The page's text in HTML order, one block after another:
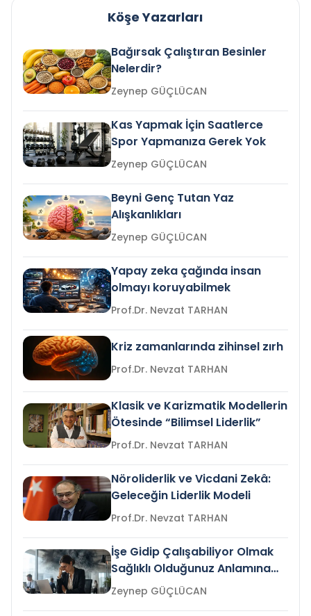
Köşe Yazarları
Bağırsak Çalıştıran Besinler
Nelerdir?
Zeynep GÜÇLÜCAN
Kas Yapmak İçin Saatlerce
Spor Yapmanıza Gerek Yok
Zeynep GÜÇLÜCAN
Beyni Genç Tutan Yaz
Alışkanlıkları
Zeynep GÜÇLÜCAN
Yapay zeka çağında insan
olmayı koruyabilmek
Prof.Dr. Nevzat TARHAN
Kriz zamanlarında zihinsel zırh
Prof.Dr. Nevzat TARHAN
Klasik ve Karizmatik Modellerin
Ötesinde “Bilimsel Liderlik”
Prof.Dr. Nevzat TARHAN
Nöroliderlik ve Vicdani Zekâ:
Geleceğin Liderlik Modeli
Prof.Dr. Nevzat TARHAN
İşe Gidip Çalışabiliyor Olmak
Sağlıklı Olduğunuz Anlamına
Gelir mi?Zeynep GÜÇLÜCAN